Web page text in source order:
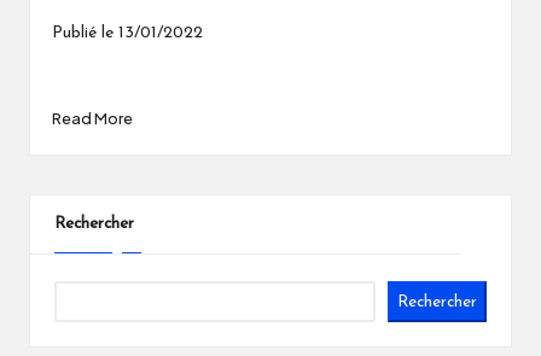
Publié le 13/01/2022
Read More
Rechercher
Rechercher